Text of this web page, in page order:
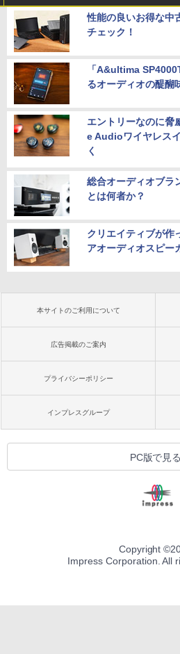
性能の良いお得な中
チェック！
「A&ultima
るオーディオの醍醐
エントリーなのに
e Audioワイヤレス
く
総合オーディオブラ
とは何者か？
クリエイティブが作
アオーディオスピー
本サイトのご利用について
広告掲載のご案内
プライバシーポリシー
インプレスグループ
PC版で見る
Copyright ©
Impress Corporation. All